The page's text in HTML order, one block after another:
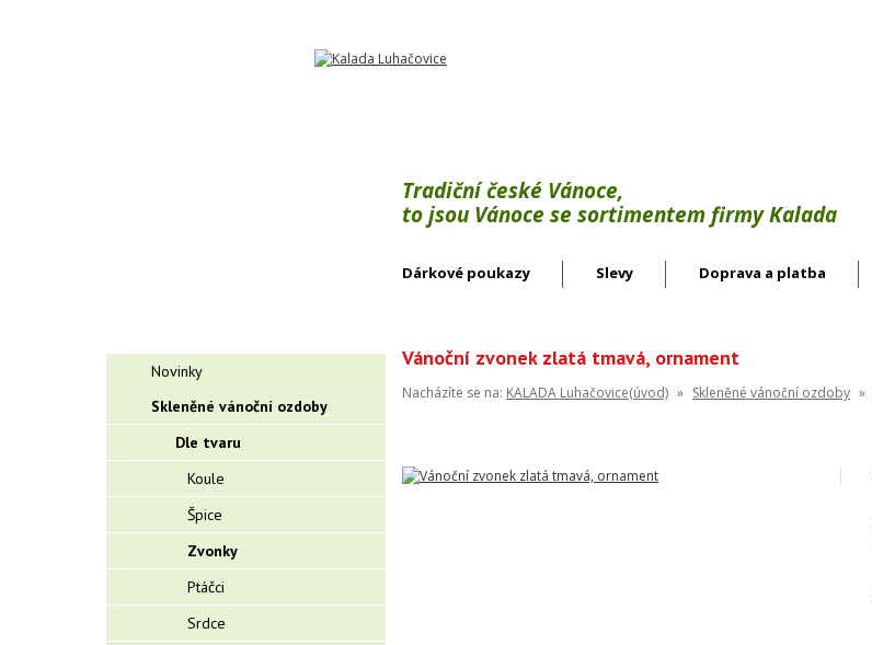
Tradiční české Vánoce,
to jsou Vánoce se sortimentem firmy Kalada
Dárkové poukazy Slevy Doprava a platba
Novinky
Skleněné vánoční ozdoby
Dle tvaru
Koule
Špice
Zvonky
Ptáčci
Srdce
Vánoční zvonek zlatá tmavá, ornament
Nacházíte se na: KALADA Luhačovice(úvod) » Skleněné vánoční ozdoby »